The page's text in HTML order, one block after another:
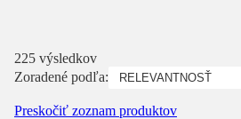
225 výsledkov
Zoradené podľa:
Preskočiť zoznam produktov